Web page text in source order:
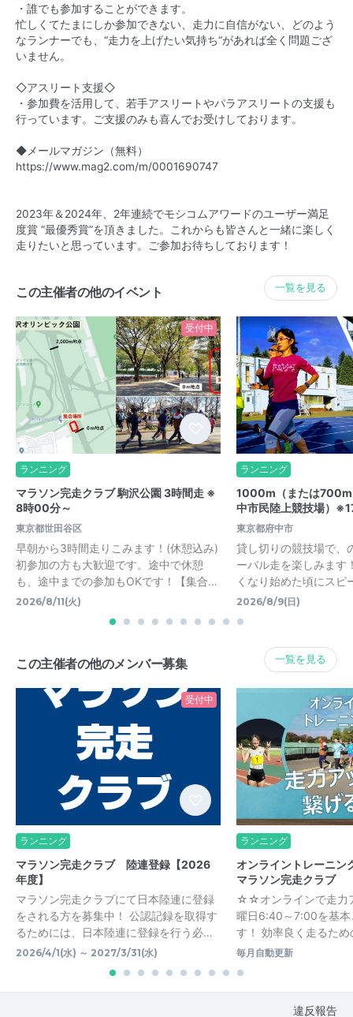
・誰でも参加することができます。
忙しくてたまにしか参加できない、走力に自信がない、どのよう
なランナーでも、“走力を上げたい気持ち“があれば全く問題ござ
いません。
◇アスリート支援◇
・参加費を活用して、若手アスリートやパラアスリートの支援も
行っています。ご支援のみも喜んでお受けしております。
◆メールマガジン（無料）
https://www.mag2.com/m/0001690747
2023年＆2024年、2年連続でモシコムアワードのユーザー満足
度賞 ”最優秀賞”を頂きました。これからも皆さんと一緒に楽しく
走りたいと思っています。ご参加お待ちしております！​​​​
この主催者の他のイベント 一覧を見る
受付中
ランニング
マラソン完走クラブ 駒沢公園 3時間走 ※
8時00分～
東京都世田谷区
早朝から3時間走りこみます！(休憩込み)
初参加の方も大歓迎です。途中で休憩
も、途中までの参加もOKです！【集合…
2026/8/11(火)
ランニング
1000m（または700m
中市民陸上競技場）
東京都府中市
貸し切りの競技場で、
ーバル走を楽しみます
くなり始めた頃にス
2026/8/9(日)
この主催者の他のメンバー募集 一覧を見る
受付中
ランニング
マラソン完走クラブ 陸連登録【2026
年度】
マラソン完走クラブにて日本陸連に登録
をされる方を募集中！ 公認記録を取得す
るためには、日本陸連に登録を行う必…
2026/4/1(水) ～ 2027/3/31(水)
ランニング
オンライントレーニン
マラソン完走クラブ
☆☆オンラインで走
曜日6:40～7:00を基本
す！ 効率良く走るた
毎月自動更新
違反報告